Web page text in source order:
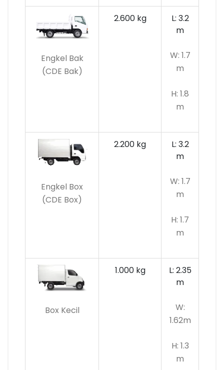
Engkel Bak
(CDE Bak)
2.600 kg
L: 3.2
m
W: 1.7
m
H: 1.8
m
Engkel Box
(CDE Box)
2.200 kg
L: 3.2
m
W: 1.7
m
H: 1.7
m
Box Kecil
1.000 kg
L: 2.35
m
W:
1.62m
H: 1.3
m